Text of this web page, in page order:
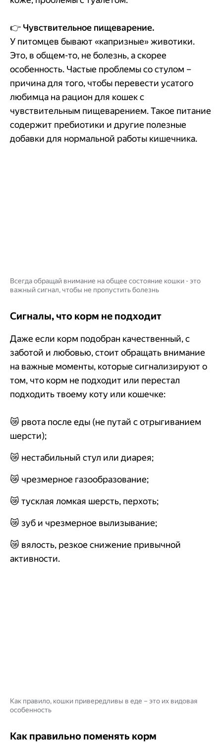
👉 Чувствительное пищеварение.
У питомцев бывают «капризные» животики.
Это, в общем-то, не болезнь, а скорее
особенность. Частые проблемы со стулом –
причина для того, чтобы перевести усатого
любимца на рацион для кошек с
чувствительным пищеварением. Такое питание
содержит пребиотики и другие полезные
добавки для нормальной работы кишечника.
Всегда обращай внимание на общее состояние кошки - это
важный сигнал, чтобы не пропустить болезнь
Сигналы, что корм не подходит
Даже если корм подобран качественный, с
заботой и любовью, стоит обращать внимание
на важные моменты, которые сигнализируют о
том, что корм не подходит или перестал
подходить твоему коту или кошечке:
😿 рвота после еды (не путай с отрыгиванием
шерсти);
😿 нестабильный стул или диарея;
😿 чрезмерное газообразование;
😿 тусклая ломкая шерсть, перхоть;
😿 зуб и чрезмерное вылизывание;
😿 вялость, резкое снижение привычной
активности.
Как правило, кошки привередливы в еде – это их видовая
особенность
Как правильно поменять корм